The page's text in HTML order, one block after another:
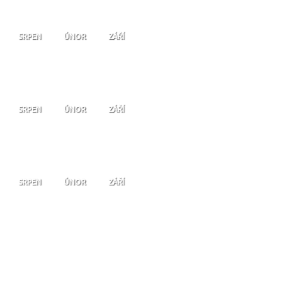
SRPEN ÚNOR ZÁŘÍ
SRPEN ÚNOR ZÁŘÍ
SRPEN ÚNOR ZÁŘÍ